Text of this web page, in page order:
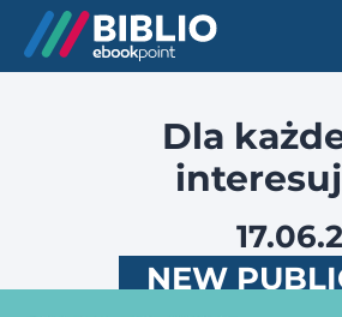
Dla
NEW